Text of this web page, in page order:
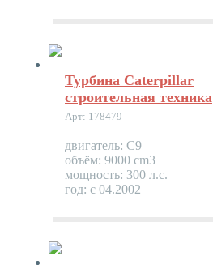
Турбина Caterpillar
строительная техника
Арт: 178479
двигатель: C9
объём: 9000 cm3
мощность: 300 л.с.
год: с 04.2002